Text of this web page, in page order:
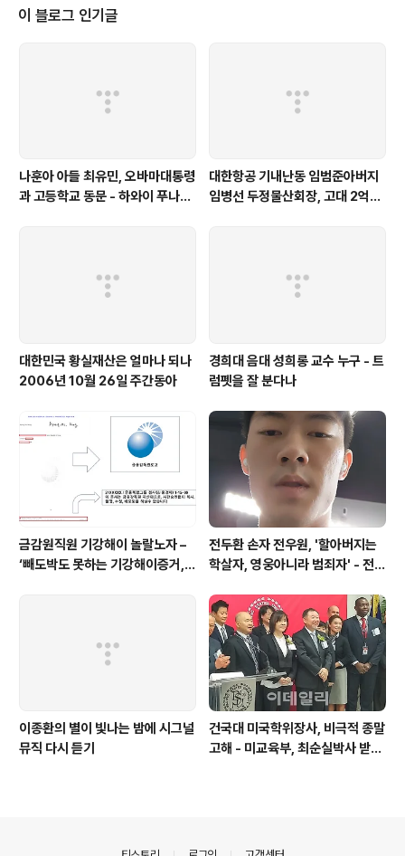
내 갈등은 없을 것"이라고 말했다. 친박 진영과 이상득 의원측도 "이 전 위원장
의 당선을 축하한다"는 반응을 보였다. 하지..
이 블로그 인기글
나훈아 아들 최유민, 오바마대통령
과 고등학교 동문 - 하와이 푸나호
대한항공 기내난동 임범준아버지
임병선 두정물산회장, 고대 2억기
대한민국 황실재산은 얼마나 되나
2006년 10월 26일 주간동아
경희대 음대 성희롱 교수 누구 - 트
럼펫을 잘 분다나
금감원직원 기강해이 놀랄노자 –
‘빼도박도 못하는 기강해이증거,
전두환 손자 전우원, '할아버지는
학살자, 영웅아니라 범죄자' - 전재
이종환의 별이 빛나는 밤에 시그널
뮤직 다시 듣기
건국대 미국학위장사, 비극적 종말
고해 - 미교육부, 최순실박사 받은